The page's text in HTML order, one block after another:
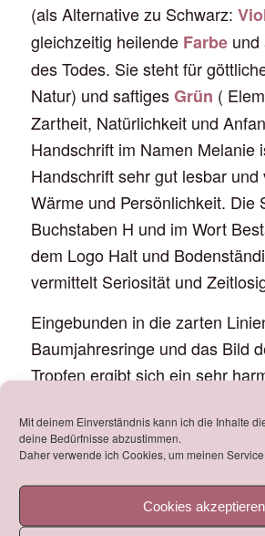
Mit deinem Einverständnis kann ich die Inhalte
deine Bedürfnisse abzustimmen.
Daher verwende ich Cookies, um meinen
Cookies akzeptieren
(als Alternative zu Schwarz:
gleichzeitig heilende Farbeund
des Todes. Sie steht für
Natur) und saftigesGrün (
Zartheit, Natürlichkeit und
Handschrift im Namen Melanie
Handschrift sehr gut lesbar und
Wärme und Persönlichkeit. Die
Buchstaben H und im Wort
dem Logo Halt und
vermittelt Seriosität und
Eingebunden in die zarten
Baumjahresringe und das Bild
Tropfen ergibt sich ein sehr
https://www.bestattungen-